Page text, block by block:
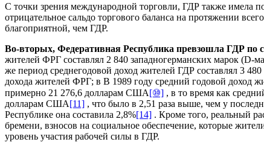
С точки зрения международной торговли, ГДР также имела
отрицательное сальдо торгового баланса на протяжении
благоприятной, чем ГДР.
Во-вторых, Федеративная Республика превзошла ГДР по
жителей ФРГ составлял 2 840 западногерманских марок
же период среднегодовой доход жителей ГДР составлял 3
дохода жителей ФРГ; в В 1989 году средний годовой доход
примерно 21 276,6 долларам США[⑩] , в то время как
долларам США[11] , что было в 2,51 раза выше, чем у
Республике она составила 2,8%[14] . Кроме того, реальный
бремени, взносов на социальное обеспечение, которые
уровень участия рабочей силы в ГДР.